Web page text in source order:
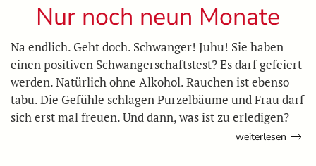
Nur noch neun Monate
Na endlich. Geht doch. Schwanger! Juhu! Sie haben
einen positiven Schwangerschaftstest? Es darf gefeiert
werden. Natürlich ohne Alkohol. Rauchen ist ebenso
tabu. Die Gefühle schlagen Purzelbäume und Frau darf
sich erst mal freuen. Und dann, was ist zu erledigen?
weiterlesen